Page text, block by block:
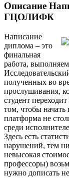
Описание
ГЦОЛИФК
Написание
диплома – это
финальная
работа,
полученных во
прослушивания,
студент
том, чтобы начать
платформа не
среди
Здесь есть
нарушений, тем
невысокая
профессоры)
нужно дописать